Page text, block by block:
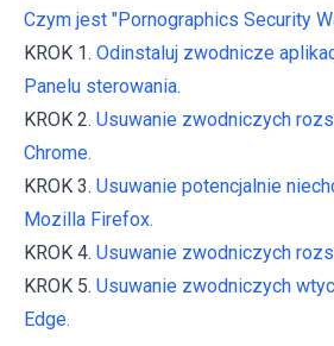
Czym jest "Pornographics Security
KROK 1. Odinstaluj zwodnicze
Panelu sterowania.
KROK 2. Usuwanie zwodniczych
Chrome.
KROK 3. Usuwanie potencjalnie
Mozilla Firefox.
KROK 4. Usuwanie zwodniczych
KROK 5. Usuwanie zwodniczych
Edge.